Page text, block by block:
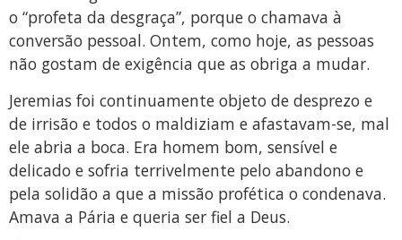
o “profeta da desgraça”, porque o chamava à
conversão pessoal. Ontem, como hoje, as pessoas
não gostam de exigência que as obriga a mudar.
Jeremias foi continuamente objeto de desprezo e
de irrisão e todos o maldiziam e afastavam-se, mal
ele abria a boca. Era homem bom, sensível e
delicado e sofria terrivelmente pelo abandono e
pela solidão a que a missão profética o condenava.
Amava a Pária e queria ser fiel a Deus.